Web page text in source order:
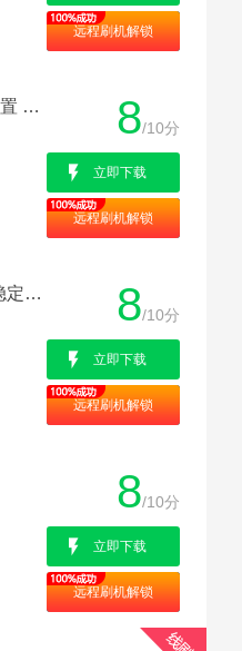
远程刷机解锁
OPPO A57 全网通 官方美化 自带ROOT 内核优化 简洁 精简内置 飞速流畅 8/10分
立即下载
远程刷机解锁
OPPO A57 全网通 ColorOS3.0 强大xposed 人性化设置 优化稳定多功能增强版 8/10分
立即下载
远程刷机解锁
8/10分
立即下载
远程刷机解锁